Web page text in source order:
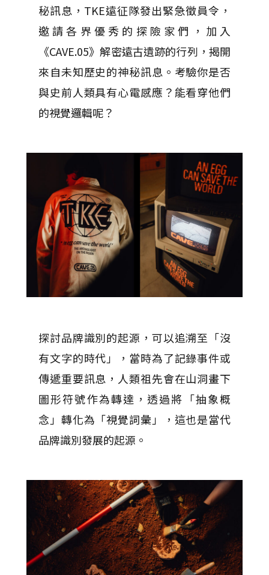
秘訊息，TKE遠征隊發出緊急徵員令，
邀請各界優秀的探險家們，加入
《CAVE.05》解密遠古遺跡的行列，揭開
來自未知歷史的神秘訊息。考驗你是否
與史前人類具有心電感應？能看穿他們
的視覺邏輯呢？
探討品牌識別的起源，可以追溯至「沒
有文字的時代」，當時為了記錄事件或
傳遞重要訊息，人類祖先會在山洞畫下
圖形符號作為轉達，透過將「抽象概
念」轉化為「視覺詞彙」，這也是當代
品牌識別發展的起源。